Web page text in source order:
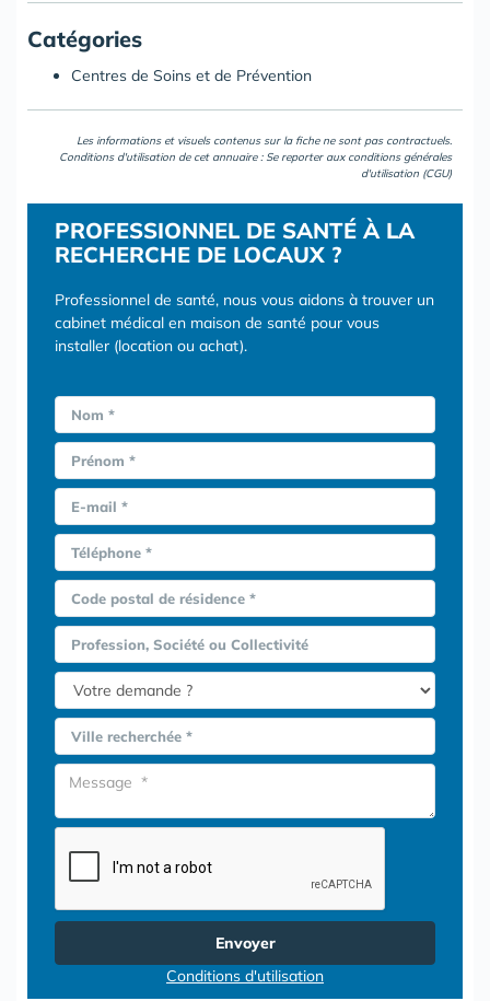
Catégories
Centres de Soins et de Prévention
Les informations et visuels contenus sur la fiche ne sont pas contractuels.
Conditions d'utilisation de cet annuaire : Se reporter aux conditions générales
d'utilisation (CGU)
PROFESSIONNEL DE SANTÉ À LA
RECHERCHE DE LOCAUX ?
Professionnel de santé, nous vous aidons à trouver un
cabinet médical en maison de santé pour vous
installer (location ou achat).
Nom *
Prénom *
E-mail *
Téléphone *
Code postal de résidence *
Profession, Société ou Collectivité
Ville recherchée *
Envoyer
Conditions d'utilisation